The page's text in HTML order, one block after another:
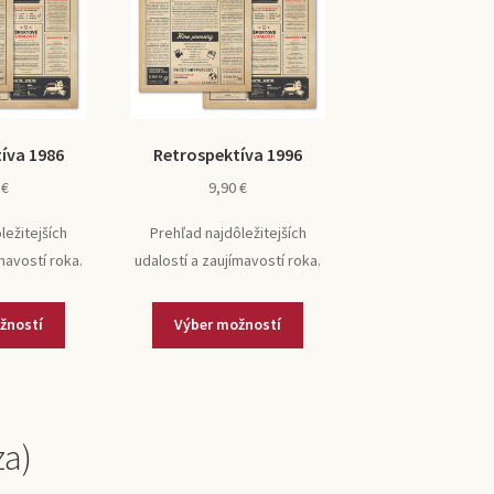
1986
€
roka.
Retrospektíva 1996
9,90€
Prehľad najdôležitejších
udalostí a zaujímavostí roka.
Výber možností